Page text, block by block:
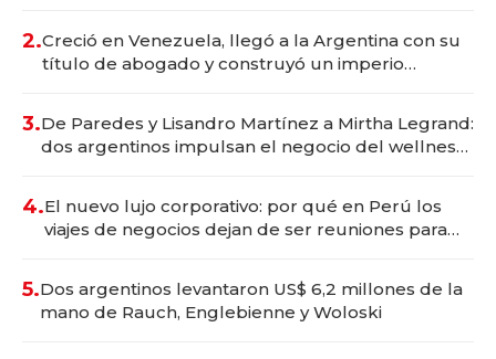
2.Creció en Venezuela, llegó a la Argentina con su
título de abogado y construyó un imperio
3.De Paredes y Lisandro Martínez a Mirtha Legrand:
dos argentinos impulsan el negocio del wellness
4.El nuevo lujo corporativo: por qué en Perú los
viajes de negocios dejan de ser reuniones para
5.Dos argentinos levantaron US$ 6,2 millones de la
mano de Rauch, Englebienne y Woloski